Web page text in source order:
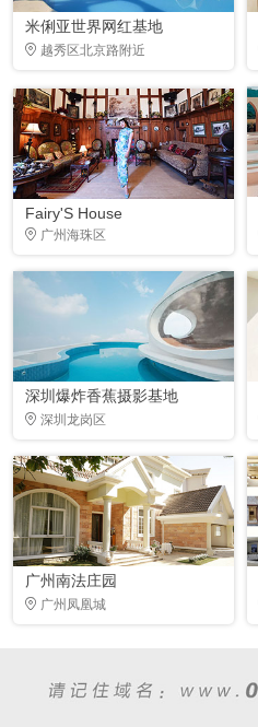
米俐亚世界网红基地
越秀区北京路附近
Fairy'S House
广州海珠区
深圳爆炸香蕉摄影基地
深圳龙岗区
广州南法庄园
广州凤凰城